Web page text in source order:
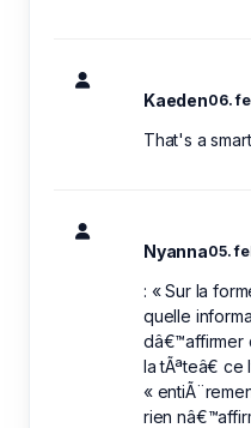
Kaeden06.
That's a
Nyanna05.
: « Sur la
quelle
la tÃªteâ€
«
rien